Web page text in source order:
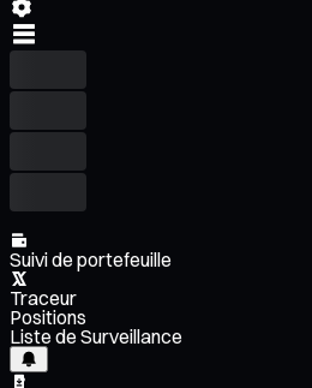
Suivi de portefeuille
Traceur
Positions
Liste de Surveillance